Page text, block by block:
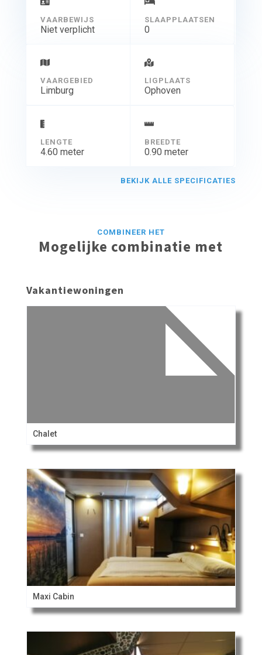
VAARBEWIJS
Niet verplicht
SLAAPPLAATSEN
0
VAARGEBIED
Limburg
LIGPLAATS
Ophoven
LENGTE
4.60 meter
BREEDTE
0.90 meter
BEKIJK ALLE SPECIFICATIES
COMBINEER HET
Mogelijke combinatie met
Vakantiewoningen
Chalet
Maxi Cabin